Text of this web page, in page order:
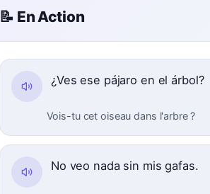
📝 En Action
¿Ves ese pájaro en el árbol?
Vois-tu cet oiseau dans l'arbre ?
No veo nada sin mis gafas.